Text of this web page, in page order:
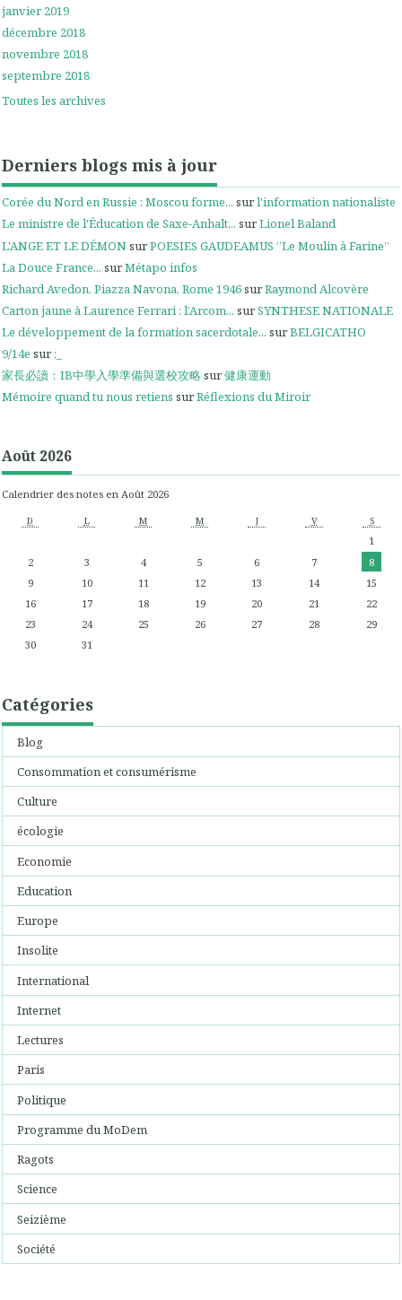
janvier 2019
décembre 2018
novembre 2018
septembre 2018
Toutes les archives
Derniers blogs mis à jour
Corée du Nord en Russie : Moscou forme... surl'information nationaliste
Le ministre de l'Éducation de Saxe-Anhalt... surLionel Baland
L'ANGE ET LE DÉMONsurPOESIES GAUDEAMUS ”Le Moulin à Farine”
La Douce France... surMétapo infos
Richard Avedon, Piazza Navona, Rome 1946surRaymond Alcovère
Carton jaune à Laurence Ferrari : l’Arcom... surSYNTHESE NATIONALE
Le développement de la formation sacerdotale... surBELGICATHO
9/14e sur;_
家長必讀：IB中學入學準備與選校攻略 sur健康運動
Mémoire quand tu nous retiens surRéflexions du Miroir
Août 2026
Calendrier des notes en Août 2026
D L M M J V S
1
2
3 4 5 6 7
8
9
10 11 12 13 14
15
16
17 18 19 20 21
22
23
24 25 26 27 28
29
30
31
Catégories
Blog
Consommation et consumérisme
Culture
écologie
Economie
Education
Europe
Insolite
International
Internet
Lectures
Paris
Politique
Programme du MoDem
Ragots
Science
Seizième
Société